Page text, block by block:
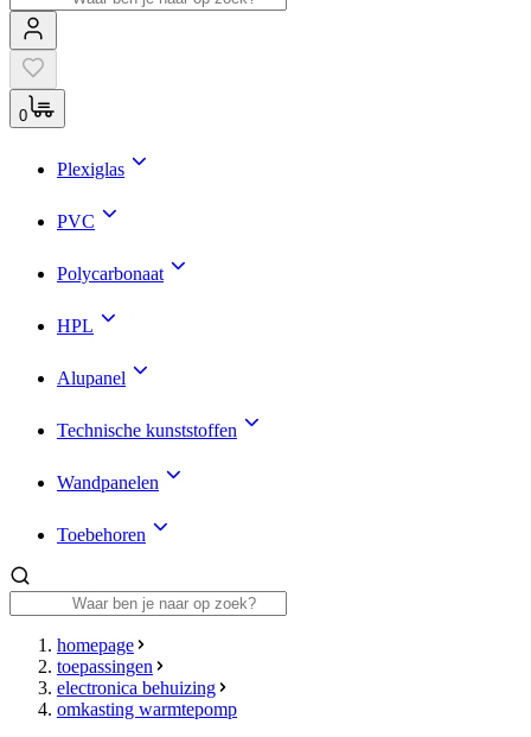
0
Plexiglas
PVC
Polycarbonaat
HPL
Alupanel
Technische kunststoffen
Wandpanelen
Toebehoren
homepage
toepassingen
electronica behuizing
omkasting warmtepomp